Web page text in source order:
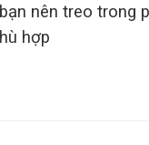
nên treo trong
hợp